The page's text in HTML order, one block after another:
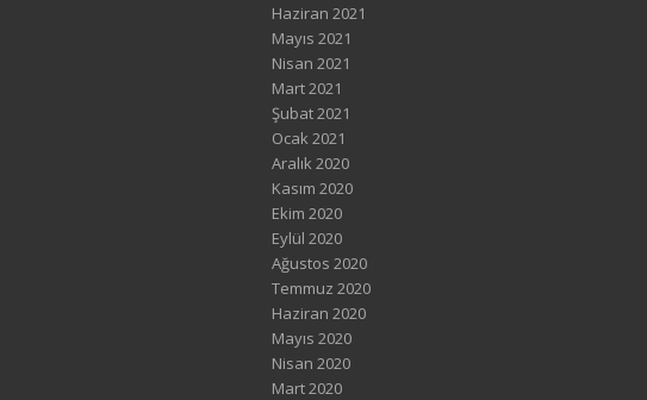
Haziran 2021
Mayıs 2021
Nisan 2021
Mart 2021
Şubat 2021
Ocak 2021
Aralık 2020
Kasım 2020
Ekim 2020
Eylül 2020
Ağustos 2020
Temmuz 2020
Haziran 2020
Mayıs 2020
Nisan 2020
Mart 2020